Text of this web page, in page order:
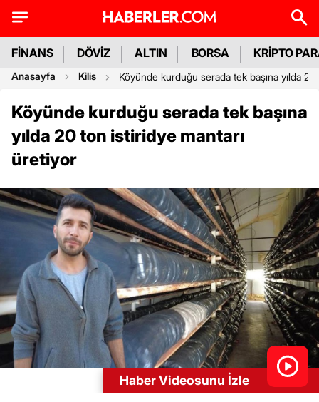
FİNANS DÖVİZ ALTIN BORSA KRİPTO
Anasayfa Kilis Köyünde kurduğu serada tek başına yılda
Köyünde kurduğu serada tek başına
yılda 20 ton istiridye mantarı
üretiyor
Haber Videosunu İzle